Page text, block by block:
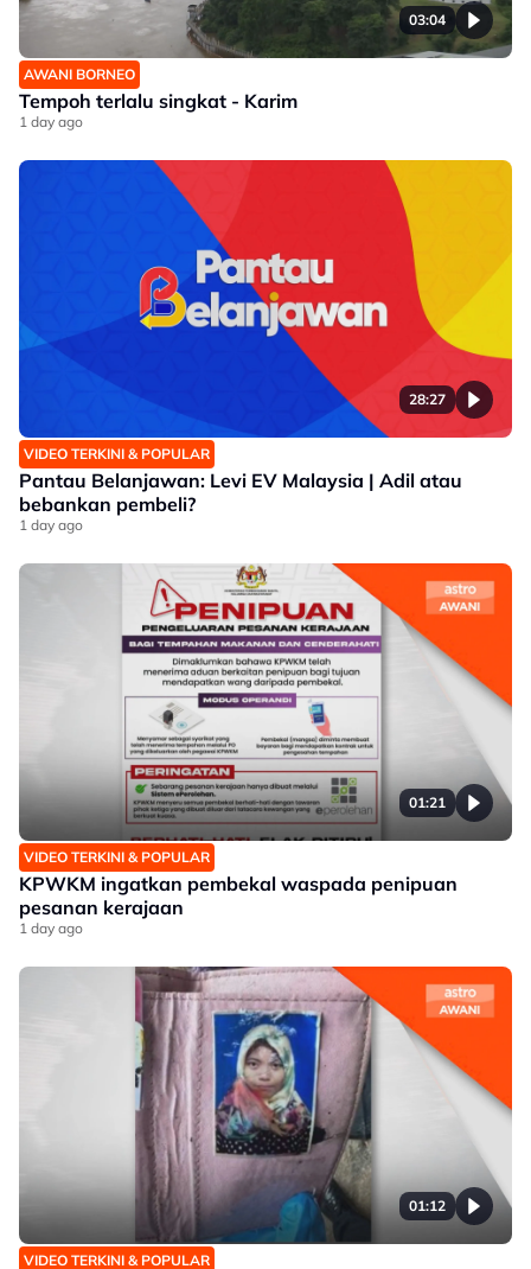
03:04
AWANI BORNEO
Tempoh terlalu singkat - Karim
1 day ago
28:27
VIDEO TERKINI & POPULAR
Pantau Belanjawan: Levi EV Malaysia | Adil atau
bebankan pembeli?
1 day ago
01:21
VIDEO TERKINI & POPULAR
KPWKM ingatkan pembekal waspada penipuan
pesanan kerajaan
1 day ago
01:12
VIDEO TERKINI & POPULAR